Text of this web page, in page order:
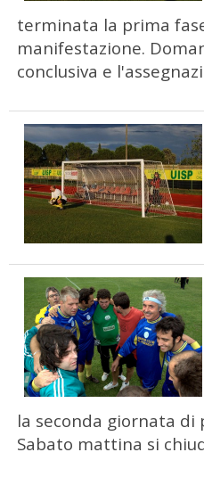
terminata la prima
manifestazione.
conclusiva e
la seconda giornata di
Sabato mattina si